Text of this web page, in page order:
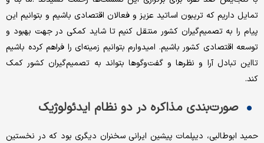
تمایل داریم که تریبون اساتید عزیز و فعالان اقتصادی باشیم و بتوانیم این
پیام را به تصمیم‌گیران کشور منتقل کنیم تا شاید کمکی در جهت بهبود و
توسعه اقتصادی کشور باشیم. امیدوارم بتوانیم زمینه‌ای را فراهم کرده باشیم
تااین تبادل آرا و نظرها و گفت‌وگوها بتواند به تصمیم‌گیران کشور کمک
کند.
صورت‌بندی مذاکره در دو نظام ایدئولوژیک
حمید ابوطالبی، دیپلمات پیشین ایرانی سخنران دیگری بود که در نخستین